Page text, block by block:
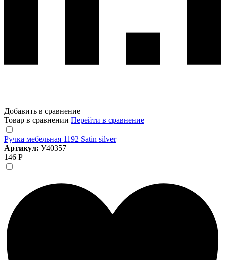
Добавить в сравнение
Товар в сравнении Перейти в сравнение
Ручка мебельная 1192 Satin silver
Артикул: У40357
146 Р